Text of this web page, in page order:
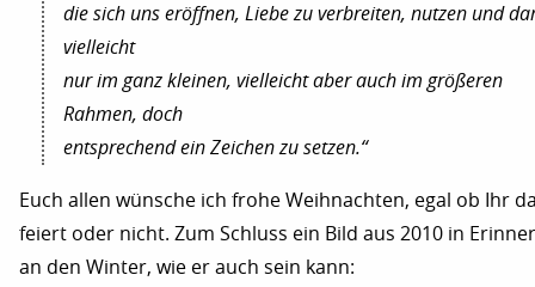
die sich uns eröffnen, Liebe zu verbreiten, nutzen und
vielleicht
nur im ganz kleinen, vielleicht aber auch im größeren
Rahmen, doch
entsprechend ein Zeichen zu setzen.“
Euch allen wünsche ich frohe Weihnachten, egal ob Ihr
feiert oder nicht. Zum Schluss ein Bild aus 2010 in
an den Winter, wie er auch sein kann: